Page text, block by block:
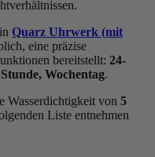
Quarz Uhrwerk (mit
eine präzise
bereitstellt: 24-
Wochentag.
Wasserdichtigkeit von 5
Liste entnehmen